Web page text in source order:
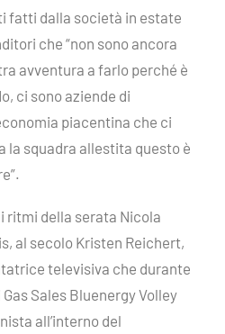
fatti dalla società in estate
che “non sono ancora
avventura a farlo perché è
ci sono aziende di
piacentina che ci
la squadra allestita questo è
ritmi della serata Nicola
al secolo Kristen Reichert,
televisiva che durante
Sales Bluenergy Volley
all’interno del